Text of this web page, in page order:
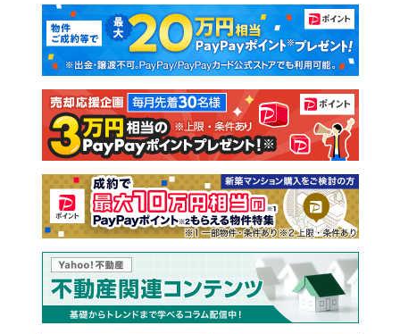
新築マンション 中古マンション
新築一戸建て 中古一戸建て
注文住宅 土地
売却査定
マンションカタログ 教えて！住まいの先生